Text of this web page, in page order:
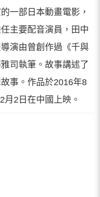
一部日本動畫電影，
主要配音演員，田中
演由曾創作過《千與
司執筆。故事講述了
事。作品於2016年8
2日在中國上映。